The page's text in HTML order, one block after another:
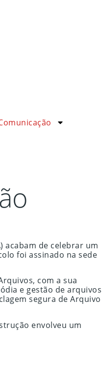
acabam de celebrar um
foi assinado na sede
com a sua
e gestão de arquivos
segura de Arquivo
envolveu um